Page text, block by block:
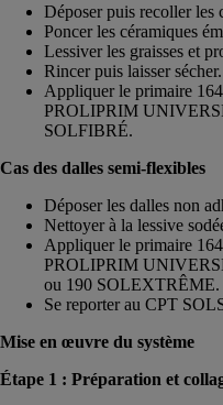
Déposer puis recoller les
Poncer les céramiques
Lessiver les graisses et
Rincer puis laisser sécher.
Appliquer le primaire
PROLIPRIM
SOLFIBRÉ.
Cas des dalles semi-flexibles
Déposer les dalles non
Nettoyer à la lessive
Appliquer le primaire
PROLIPRIM
ou 190 SOLEXTRÊME.
Se reporter au CPT
Mise en œuvre du système
Étape 1 : Préparation et